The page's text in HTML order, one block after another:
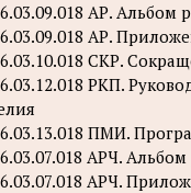
АР. Альбом
АР.
СКР.
РКП.
ПМИ.
АРЧ.
АРЧ.